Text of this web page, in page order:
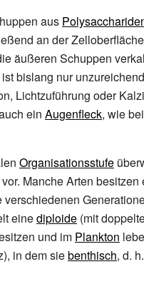
aus
an der
äußeren Schuppen
bislang nur
Lichtzuführung oder
ein Augenfleck, wie
Organisationsstufe
Manche Arten
verschiedenen
einediploide (mit
und im Plankton
in dem siebenthisch, d.